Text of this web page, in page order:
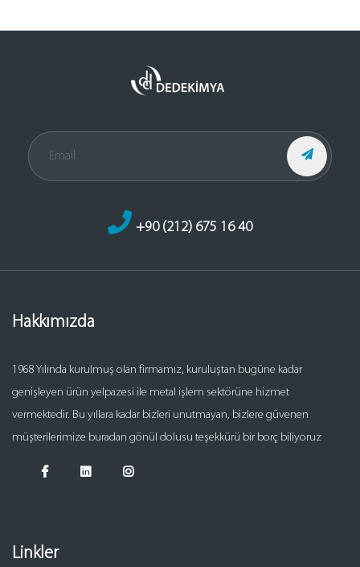
+90 (212) 675 16 40
Hakkımızda
1968 Yılında kurulmuş olan firmamız, kuruluştan bugüne kadar
genişleyen ürün yelpazesi ile metal işlem sektörüne hizmet
vermektedir. Bu yıllara kadar bizleri unutmayan, bizlere güvenen
müşterilerimize buradan gönül dolusu teşekkürü bir borç biliyoruz
Linkler